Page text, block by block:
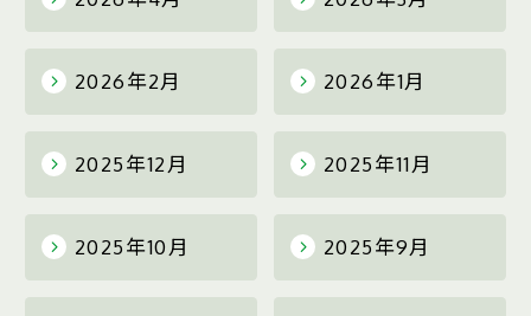
2026年2月 2026年1月
2025年12月 2025年11月
2025年10月 2025年9月